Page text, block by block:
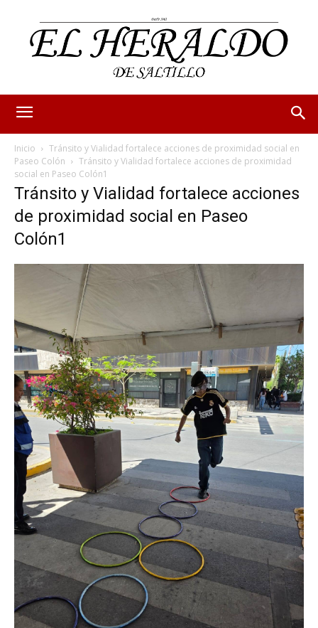
Inicio
Tránsito y Vialidad fortalece acciones de proximidad social en
Paseo Colón
Tránsito y Vialidad fortalece acciones de proximidad
social en Paseo Colón1
Tránsito y Vialidad fortalece acciones
de proximidad social en Paseo
Colón1